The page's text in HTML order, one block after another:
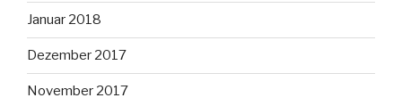
Januar 2018
Dezember 2017
November 2017